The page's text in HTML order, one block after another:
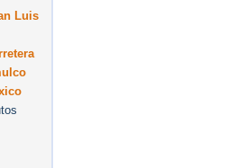
Luis